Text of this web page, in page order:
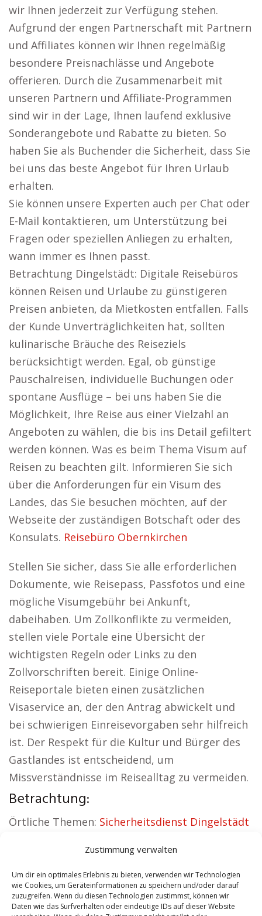
Zustimmung verwalten
Um dir ein optimales Erlebnis zu bieten, verwenden wir Technologien
wie Cookies, um Geräteinformationen zu speichern und/oder darauf
zuzugreifen. Wenn du diesen Technologien zustimmst, können wir
Daten wie das Surfverhalten oder eindeutige IDs auf dieser Website
wir Ihnen jederzeit zur Verfügung stehen.
Aufgrund der engen Partnerschaft mit Partnern
und Affiliates können wir Ihnen regelmäßig
besondere Preisnachlässe und Angebote
offerieren. Durch die Zusammenarbeit mit
unseren Partnern und Affiliate-Programmen
sind wir in der Lage, Ihnen laufend exklusive
Sonderangebote und Rabatte zu bieten. So
haben Sie als Buchender die Sicherheit, dass Sie
bei uns das beste Angebot für Ihren Urlaub
erhalten.
Sie können unsere Experten auch per Chat oder
E-Mail kontaktieren, um Unterstützung bei
Fragen oder speziellen Anliegen zu erhalten,
wann immer es Ihnen passt.
Betrachtung Dingelstädt: Digitale Reisebüros
können Reisen und Urlaube zu günstigeren
Preisen anbieten, da Mietkosten entfallen. Falls
der Kunde Unverträglichkeiten hat, sollten
kulinarische Bräuche des Reiseziels
berücksichtigt werden. Egal, ob günstige
Pauschalreisen, individuelle Buchungen oder
spontane Ausflüge – bei uns haben Sie die
Möglichkeit, Ihre Reise aus einer Vielzahl an
Angeboten zu wählen, die bis ins Detail gefiltert
werden können. Was es beim Thema Visum auf
Reisen zu beachten gilt. Informieren Sie sich
über die Anforderungen für ein Visum des
Landes, das Sie besuchen möchten, auf der
Webseite der zuständigen Botschaft oder des
Konsulats. Reisebüro Obernkirchen
Stellen Sie sicher, dass Sie alle erforderlichen
Dokumente, wie Reisepass, Passfotos und eine
mögliche Visumgebühr bei Ankunft,
dabeihaben. Um Zollkonflikte zu vermeiden,
stellen viele Portale eine Übersicht der
wichtigsten Regeln oder Links zu den
Zollvorschriften bereit. Einige Online-
Reiseportale bieten einen zusätzlichen
Visaservice an, der den Antrag abwickelt und
bei schwierigen Einreisevorgaben sehr hilfreich
ist. Der Respekt für die Kultur und Bürger des
Gastlandes ist entscheidend, um
Missverständnisse im Reisealltag zu vermeiden.
Betrachtung:
Örtliche Themen: Sicherheitsdienst Dingelstädt
Schamane Dingelstädt
Reisebüro Dingelstädt|Versicherung
Dingelstädt